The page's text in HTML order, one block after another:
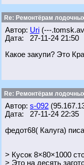
Re: Ремонтёрам
Автор: Uri (---
Дата: 27-11-24 21:50
Какое закупи? Это
Re: Ремонтёрам
Автор: s-092
Дата: 27-11-24 22:35
федот68( Калуга)
> Кусок 8×80×1000
> Это на десять